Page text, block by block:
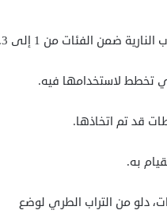
ضمن الفئات من 1 إلى 3.
تخطط لاستخدامها فيه.
قد تم اتخاذها.
به.
دلو من التراب الطري لوضع